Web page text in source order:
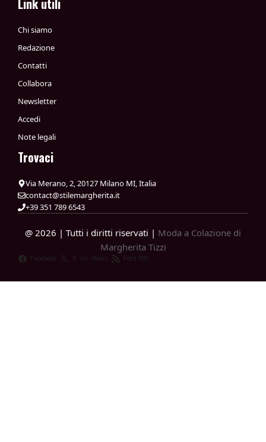
Link utili
Chi siamo
Redazione
Contatti
Collabora
Newsletter
Accedi
Note legali
Trovaci
Via Merano, 2, 20127 Milano MI, Italia
contact@stilemargherita.it
+39 351 789 6543
@ 2026 | Tutti i diritti riservati | Moda a Colazione di
Margherita Tizzi
Facebook X News Feed RSS